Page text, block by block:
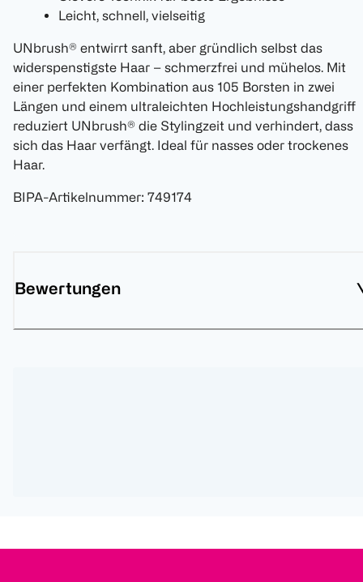
Leicht, schnell, vielseitig
UNbrush® entwirrt sanft, aber gründlich selbst das
widerspenstigste Haar – schmerzfrei und mühelos. Mit
einer perfekten Kombination aus 105 Borsten in zwei
Längen und einem ultraleichten Hochleistungshandgriff
reduziert UNbrush® die Stylingzeit und verhindert, dass
sich das Haar verfängt. Ideal für nasses oder trockenes
Haar.
BIPA-Artikelnummer: 749174
Bewertungen